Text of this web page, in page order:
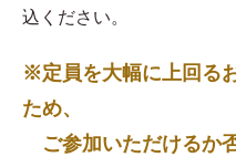
込ください。
※定員を大幅に上回る
ため、
ご参加いただけるか